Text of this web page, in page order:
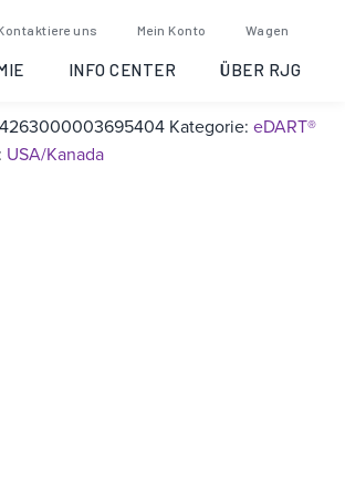
uns Mein Konto Wagen
INFO CENTER ÜBER RJG
Traverse
2019-04-16
Kategorie:eDART®
USA/Kanada